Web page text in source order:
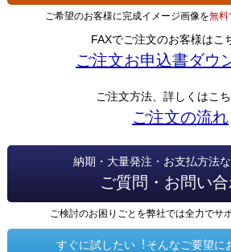
ご希望のお客様に完成イメージ画像を無料
FAXでご注文のお客様はこ
ご注文お申込書ダウ
ご注文方法、詳しくはこ
ご注文の流れ
納期・大量発注・お支払方法
ご質問・お問い
ご検討のお困りごとを弊社では全力でサ
すぐに試したい︕そんなご要望に